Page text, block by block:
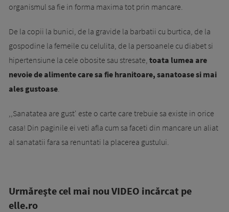
organismul sa fie in forma maxima tot prin mancare.
De la copii la bunici, de la gravide la barbatii cu burtica, de la
gospodine la femeile cu celulita, de la persoanele cu diabet si
hipertensiune la cele obosite sau stresate, toata lumea are
nevoie de alimente care sa fie hranitoare, sanatoase si mai
ales gustoase
,,Sanatatea are gust' este o carte care trebuie sa existe in orice
casa! Din paginile ei veti afla cum sa faceti din mancare un aliat
al sanatatii fara sa renuntati la placerea gustului.
Urmăreşte cel mai nou VIDEO incărcat pe
elle.ro